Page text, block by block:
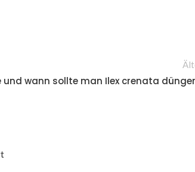
und wann sollte man Ilex crenata